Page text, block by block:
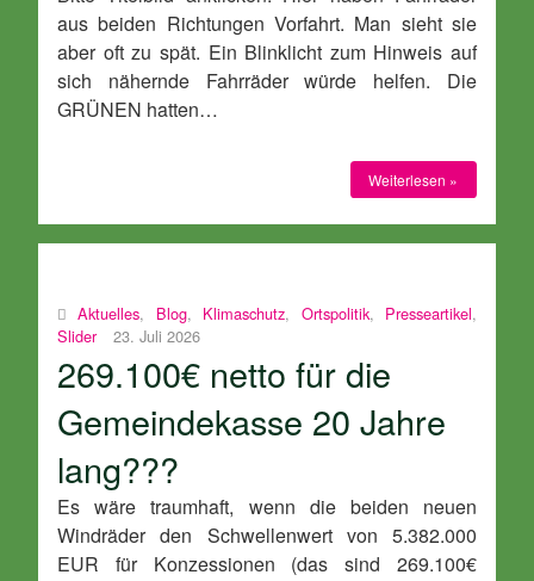
aus beiden Richtungen Vorfahrt. Man sieht sie
aber oft zu spät. Ein Blinklicht zum Hinweis auf
sich nähernde Fahrräder würde helfen. Die
GRÜNEN hatten…
Weiterlesen »
Aktuelles, Blog, Klimaschutz, Ortspolitik, Presseartikel,
Slider
23. Juli 2026
269.100€ netto für die
Gemeindekasse 20 Jahre
lang???
Es wäre traumhaft, wenn die beiden neuen
Windräder den Schwellenwert von 5.382.000
EUR für Konzessionen (das sind 269.100€